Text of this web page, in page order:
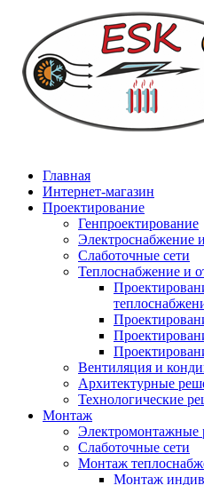
Главная
Интернет-магазин
Проектирование
Генпроектирование
Электроснабжение
Слаботочные сети
Теплоснабжение и
Вентиляция и
Архитектурные
Технологические
Монтаж
Электромонтажные
Слаботочные сети
Монтаж
Монтаж